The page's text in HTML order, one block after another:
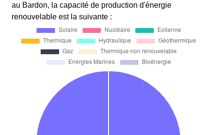
au Bardon, la capacité de production d'énergie
renouvelable est la suivante :